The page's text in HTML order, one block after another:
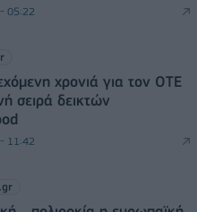
05:22
χρονιά για τον ΟΤΕ
σειρά δεικτών
11:42